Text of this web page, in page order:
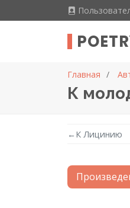
Главная
К
← К Лицинию